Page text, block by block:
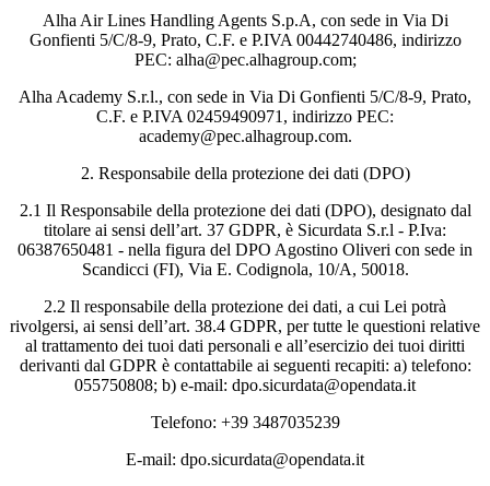
Alha Air Lines Handling Agents S.p.A, con sede in Via Di
Gonfienti 5/C/8-9, Prato, C.F. e P.IVA 00442740486, indirizzo
PEC: alha@pec.alhagroup.com;
Alha Academy S.r.l., con sede in Via Di Gonfienti 5/C/8-9, Prato,
C.F. e P.IVA 02459490971, indirizzo PEC:
academy@pec.alhagroup.com.
2. Responsabile della protezione dei dati (DPO)
2.1 Il Responsabile della protezione dei dati (DPO), designato dal
titolare ai sensi dell’art. 37 GDPR, è Sicurdata S.r.l - P.Iva:
06387650481 - nella figura del DPO Agostino Oliveri con sede in
Scandicci (FI), Via E. Codignola, 10/A, 50018.
2.2 Il responsabile della protezione dei dati, a cui Lei potrà
rivolgersi, ai sensi dell’art. 38.4 GDPR, per tutte le questioni relative
al trattamento dei tuoi dati personali e all’esercizio dei tuoi diritti
derivanti dal GDPR è contattabile ai seguenti recapiti: a) telefono:
055750808; b) e-mail: dpo.sicurdata@opendata.it
Telefono: +39 3487035239
E-mail: dpo.sicurdata@opendata.it